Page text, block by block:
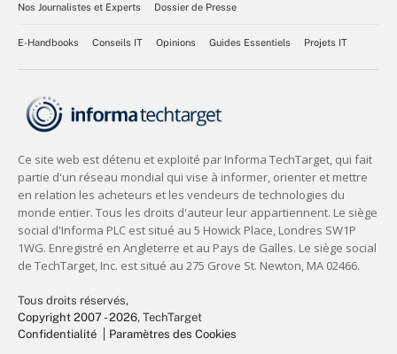
Nos Journalistes et Experts
Dossier de Presse
E-Handbooks Conseils IT Opinions Guides Essentiels Projets IT
Tous droits réservés,
Copyright 2007 - 2026, TechTarget
Confidentialité
Paramètres des Cookies